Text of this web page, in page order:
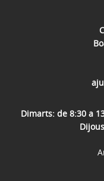
Dimarts: de 8:30 a